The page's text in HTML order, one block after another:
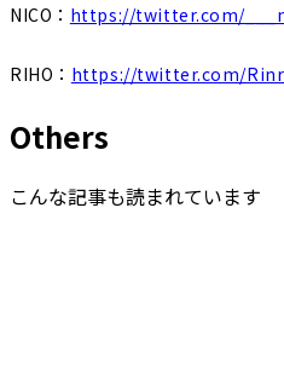
NICO： https://twitter.com/
RIHO： https://twitter.com/
Others
こんな記事も読まれています